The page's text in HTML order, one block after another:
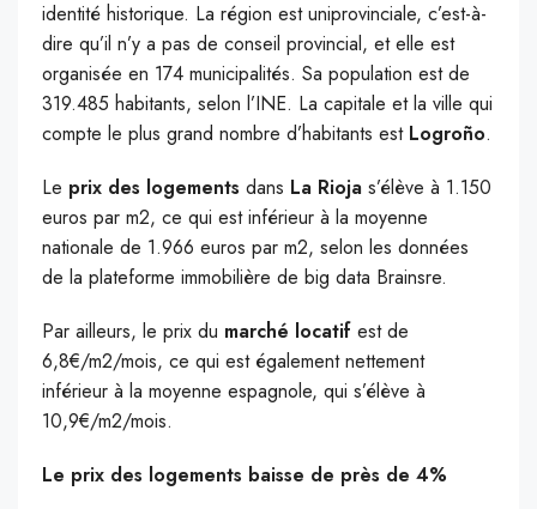
identité historique. La région est uniprovinciale, c’est-à-
dire qu’il n’y a pas de conseil provincial, et elle est
organisée en 174 municipalités. Sa population est de
319.485 habitants, selon l’INE. La capitale et la ville qui
compte le plus grand nombre d’habitants est Logroño.
Le prix des logements dans La Rioja s’élève à 1.150
euros par m2, ce qui est inférieur à la moyenne
nationale de 1.966 euros par m2, selon les données
de la plateforme immobilière de big data Brainsre.
Par ailleurs, le prix du marché locatif est de
6,8€/m2/mois, ce qui est également nettement
inférieur à la moyenne espagnole, qui s’élève à
10,9€/m2/mois.
Le prix des logements baisse de près de 4%